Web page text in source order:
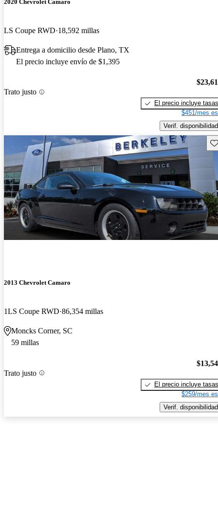
2020 Chevrolet Camaro
LS Coupe RWD 18,592 millas
Entrega a domicilio desde Plano, TX
El precio incluye envío de $1,395
Trato justo
El precio incluye tasas
$451/mes
Verif. disponibilidad
2013 Chevrolet Camaro
1LS Coupe RWD 86,354 millas
Moncks Corner, SC
59 millas
Trato justo
El precio incluye tasas
$259/mes
Verif. disponibilidad